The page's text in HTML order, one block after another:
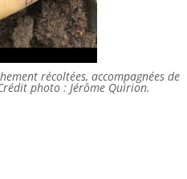
récoltées, accompagnées de
photo : Jérôme Quirion.